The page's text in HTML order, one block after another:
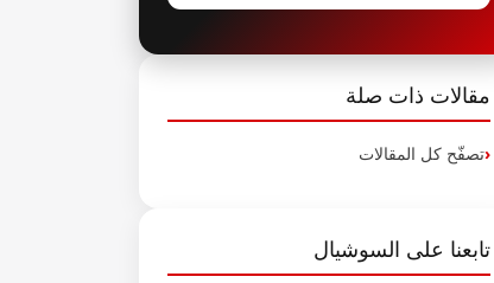
مقالات ذات صلة
تصفّح كل المقالات
تابعنا على السوشيال